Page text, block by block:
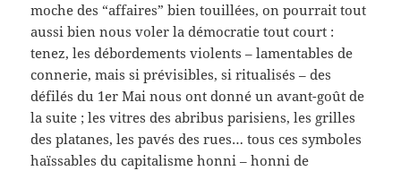
moche des “affaires” bien touillées, on pourrait tout
aussi bien nous voler la démocratie tout court :
tenez, les débordements violents – lamentables de
connerie, mais si prévisibles, si ritualisés – des
défilés du 1er Mai nous ont donné un avant-goût de
la suite ; les vitres des abribus parisiens, les grilles
des platanes, les pavés des rues… tous ces symboles
haïssables du capitalisme honni – honni de